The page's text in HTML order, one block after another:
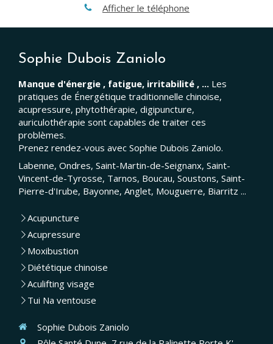
Afficher le téléphone
Sophie Dubois Zaniolo
Manque d'énergie , fatigue, irritabilité , ... Les
pratiques de Énergétique traditionnelle chinoise,
acupressure, phytothérapie, digipuncture,
auriculothérapie sont capables de traiter ces
problèmes.
Prenez rendez-vous avec Sophie Dubois Zaniolo.
Labenne, Ondres, Saint-Martin-de-Seignanx, Saint-
Vincent-de-Tyrosse, Tarnos, Boucau, Soustons, Saint-
Pierre-d'Irube, Bayonne, Anglet, Mouguerre, Biarritz ...
Acupuncture
Acupressure
Moxibustion
Diététique chinoise
Aculifting visage
Tui Na ventouse
Sophie Dubois Zaniolo